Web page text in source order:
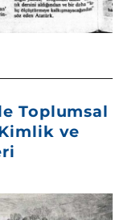
Toplumsal
ve